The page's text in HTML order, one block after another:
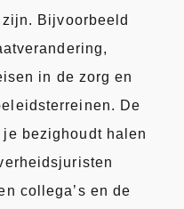
Bijvoorbeeld
in de zorg en
De
bezighoudt halen
collega’s en de